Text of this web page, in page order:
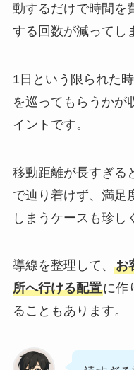
動するだけで時間を
する回数が減ってし
1日という限られた
を巡ってもらうかが
イントです。
移動距離が長すぎる
で辿り着けず、満足
しまうケースも珍し
導線を整理して、 お
所へ行ける配置に作
ることもあります。